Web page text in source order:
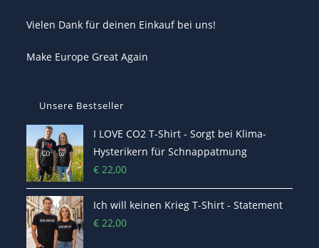
Vielen Dank für deinen Einkauf bei uns!
Make Europe Great Again
Unsere Bestseller
I LOVE CO2 T-Shirt - Sorgt bei Klima-
Hysterikern für Schnappatmung
€ 22,00
Ich will keinen Krieg T-Shirt - Statement
€ 22,00